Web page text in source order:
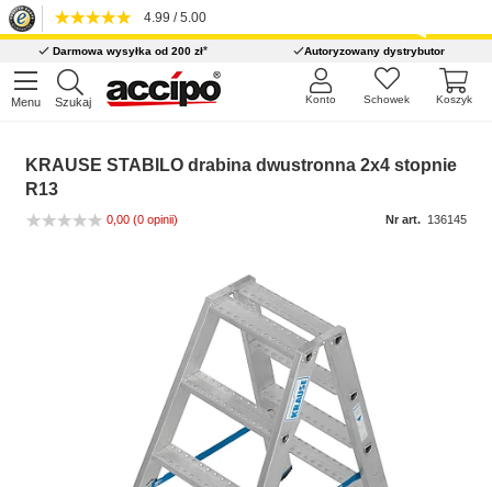
4.99 / 5.00
Darmowa wysyłka od 200 zł* Autoryzowany dystrybutor
Menu Szukaj Koszyk
Schowek
Konto
KRAUSE STABILO drabina dwustronna 2x4 stopnie
R13
0,00 (0 opinii) Nr art. 136145